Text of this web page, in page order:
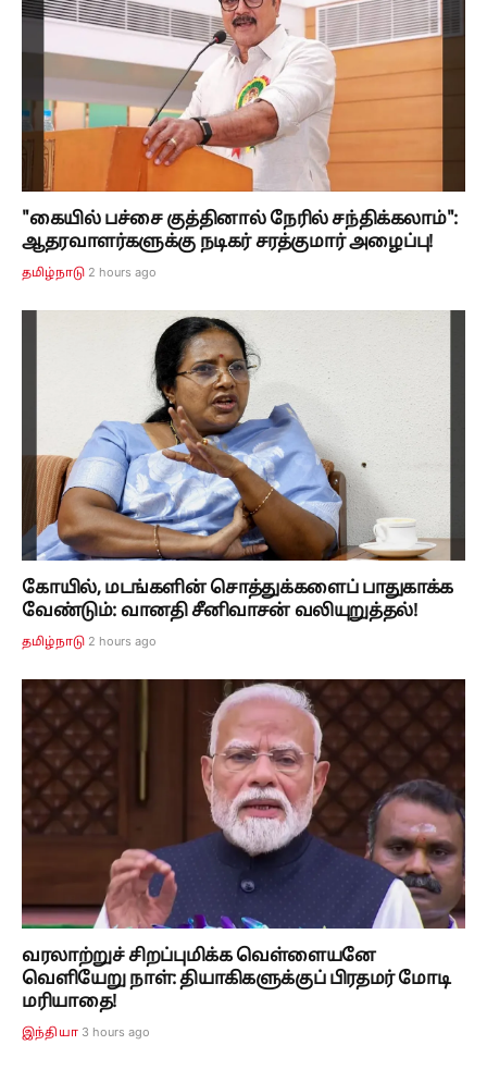
"கையில் பச்சை குத்தினால் நேரில் சந்திக்கலாம்":
ஆதரவாளர்களுக்கு நடிகர் சரத்குமார் அழைப்பு!
தமிழ்நாடு 2 hours ago
கோயில், மடங்களின் சொத்துக்களைப் பாதுகாக்க
வேண்டும்: வானதி சீனிவாசன் வலியுறுத்தல்!
தமிழ்நாடு 2 hours ago
வரலாற்றுச் சிறப்புமிக்க வெள்ளையனே
வெளியேறு நாள்: தியாகிகளுக்குப் பிரதமர் மோடி
மரியாதை!
இந்தியா 3 hours ago